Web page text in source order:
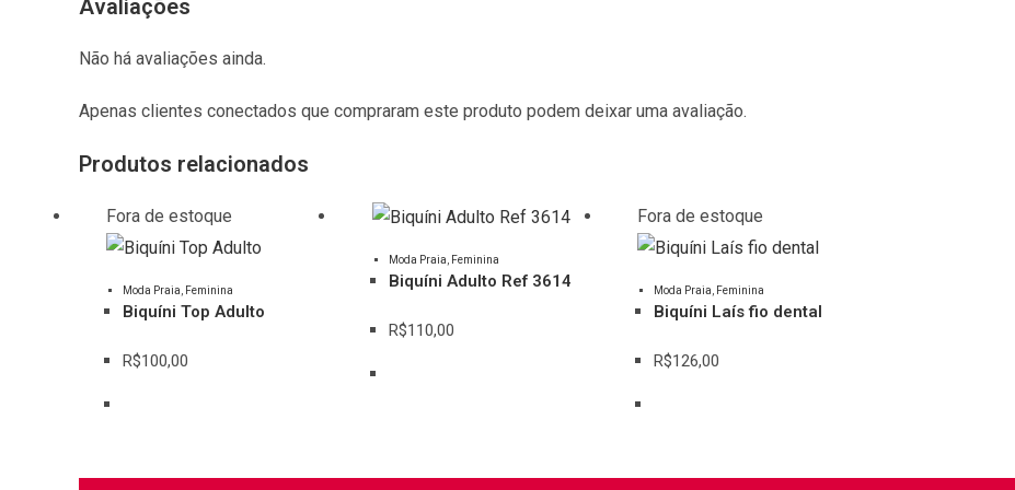
Avaliações
Não há avaliações ainda.
Apenas clientes conectados que compraram este produto podem deixar uma avaliação.
Produtos relacionados
Fora de estoque
produto
várias
As
Moda Praia Feminina
Biquíni Top Adulto
R$100,00
produto
várias
As
Moda Praia Feminina
Biquíni Adulto Ref 3614
R$110,00
Fora de estoque
produto
várias
As
Moda Praia Feminina
Biquíni Laís fio dental
R$126,00